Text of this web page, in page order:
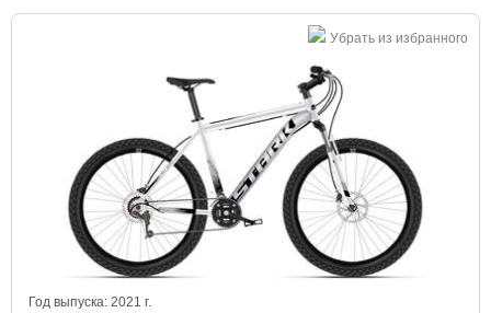
Убрать из избранного
Год выпуска: 2021 г.